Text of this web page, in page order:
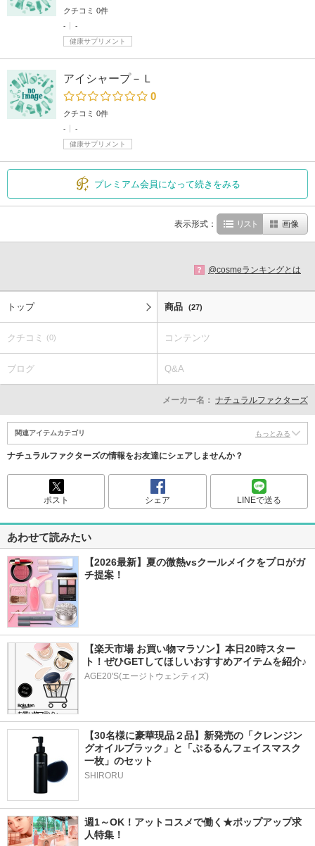
クチコミ 0件
-
-
健康サプリメント
アイシャープ－Ｌ
0
クチコミ 0件
-
-
健康サプリメント
プレミアム会員になって続きをみる
表示形式： リスト 画像
? @cosmeランキングとは
トップ 商品 (27)
クチコミ (0) コンテンツ
ブログ Q&A
メーカー名： ナチュラルファクターズ
関連アイテムカテゴリ もっとみる
ナチュラルファクターズの情報をお友達にシェアしませんか？
ポスト シェア LINEで送る
あわせて読みたい
【2026最新】夏の微熱vsクールメイクをプロがガ
チ提案！
【楽天市場 お買い物マラソン】本日20時スター
ト！ぜひGETしてほしいおすすめアイテムを紹介♪
AGE20'S(エージトウェンティズ)
【30名様に豪華現品２品】新発売の「クレンジン
グオイルブラック」と「ぷるるんフェイスマスク
一枚」のセット
SHIRORU
週1～OK！アットコスメで働く★ポップアップ求
人特集！